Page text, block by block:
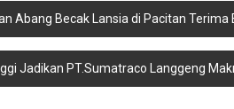
Abang Becak Lansia di Pacitan
Jadikan PT.Sumatraco Langgeng